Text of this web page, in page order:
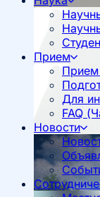
Прием
Прием
Для
FAQ
Новости